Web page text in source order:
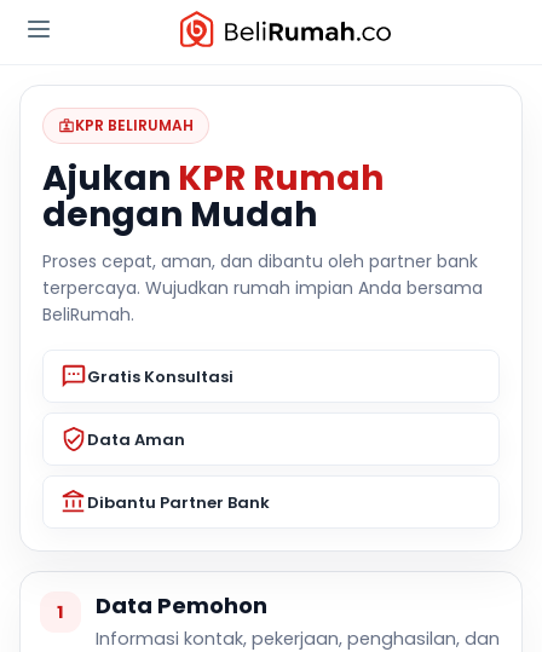
KPR BELIRUMAH
Ajukan KPR Rumah
dengan Mudah
Proses cepat, aman, dan dibantu oleh partner bank
terpercaya. Wujudkan rumah impian Anda bersama
BeliRumah.
Gratis Konsultasi
Data Aman
Dibantu Partner Bank
1 Data Pemohon
Informasi kontak, pekerjaan, penghasilan, dan